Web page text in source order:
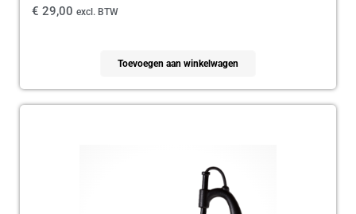
€ 29,00 excl. BTW
Toevoegen aan winkelwagen